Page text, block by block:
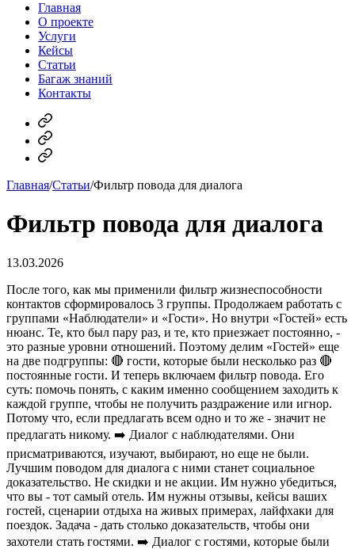
Главная
О проекте
Услуги
Кейсы
Статьи
Багаж знаний
Контакты
MAX
Telegram
Dzen
Главная/Статьи/Фильтр повода для диалога
Фильтр повода для диалога
13.03.2026
После того, как мы применили фильтр жизнеспособности
контактов сформировалось 3 группы. Продолжаем работать с
группами «Наблюдатели» и «Гости». Но внутри «Гостей» есть
нюанс. Те, кто был пару раз, и те, кто приезжает постоянно, -
это разные уровни отношений. Поэтому делим «Гостей» еще
на две подгруппы: 🔴 гости, которые были несколько раз 🔴
постоянные гости. И теперь включаем фильтр повода. Его
суть: помочь понять, с каким именно сообщением заходить к
каждой группе, чтобы не получить раздражение или игнор.
Потому что, если предлагать всем одно и то же - значит не
предлагать никому. ➡️ Диалог с наблюдателями. Они
присматриваются, изучают, выбирают, но еще не были.
Лучшим поводом для диалога с ними станет социальное
доказательство. Не скидки и не акции. Им нужно убедиться,
что вы - тот самый отель. Им нужны отзывы, кейсы ваших
гостей, сценарии отдыха на живых примерах, лайфхаки для
поездок. Задача - дать столько доказательств, чтобы они
захотели стать гостями. ➡️ Диалог с гостями, которые были